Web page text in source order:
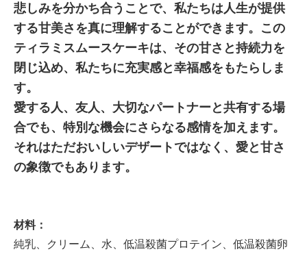
悲しみを分かち合うことで、私たちは人生が提供
する甘美さを真に理解することができます。この
ティラミスムースケーキは、その甘さと持続力を
閉じ込め、私たちに充実感と幸福感をもたらしま
す。
愛する人、友人、大切なパートナーと共有する場
合でも、特別な機会にさらなる感情を加えます。
それはただおいしいデザートではなく、愛と甘さ
の象徴でもあります。
材料：
純乳、クリーム、水、低温殺菌プロテイン、低温殺菌卵